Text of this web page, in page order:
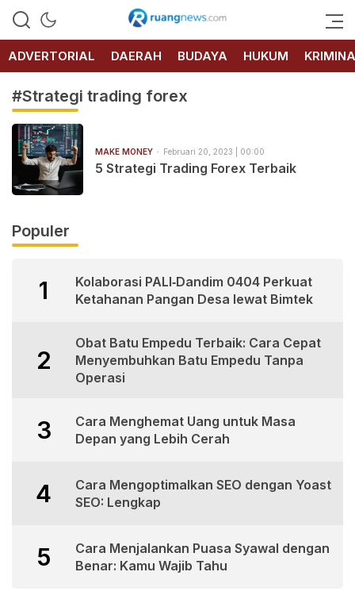
RUANG
NEWS
ADVERTORIAL
DAERAH BUDAYA HUKUM
#Strategi trading forex
MAKE MONEY Februari 20, 2023 | 00:00
5 Strategi Trading Forex Terbaik
Populer
1
Kolaborasi PALI‑Dandim 0404 Perkuat
Ketahanan Pangan Desa lewat Bimtek
2
Obat Batu Empedu Terbaik: Cara Cepat
Menyembuhkan Batu Empedu Tanpa
Operasi
3
Cara Menghemat Uang untuk Masa
Depan yang Lebih Cerah
4
Cara Mengoptimalkan SEO dengan Yoast
SEO: Lengkap
5
Cara Menjalankan Puasa Syawal dengan
Benar: Kamu Wajib Tahu